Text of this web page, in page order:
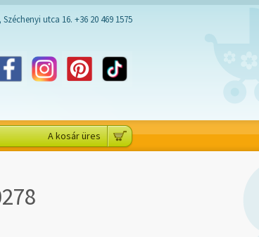
Széchenyi utca 16. +36 20 469 1575
A kosár üres